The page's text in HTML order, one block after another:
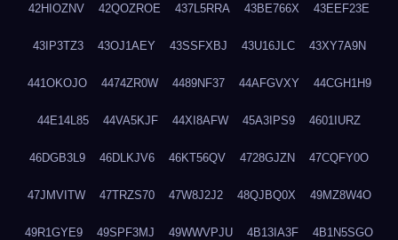
42HIOZNV 42QOZROE 437L5RRA 43BE766X 43EEF23E
43IP3TZ3 43OJ1AEY 43SSFXBJ 43U16JLC 43XY7A9N
441OKOJO 4474ZR0W 4489NF37 44AFGVXY 44CGH1H9
44E14L85 44VA5KJF 44XI8AFW 45A3IPS9 4601IURZ
46DGB3L9 46DLKJV6 46KT56QV 4728GJZN 47CQFY0O
47JMVITW 47TRZS70 47W8J2J2 48QJBQ0X 49MZ8W4O
49R1GYE9 49SPF3MJ 49WWVPJU 4B13IA3F 4B1N5SGO